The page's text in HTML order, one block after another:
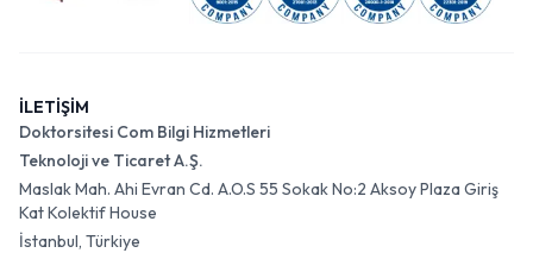
İLETİŞİM
Doktorsitesi Com Bilgi Hizmetleri
Teknoloji ve Ticaret A.Ş.
Maslak Mah. Ahi Evran Cd. A.O.S 55 Sokak No:2 Aksoy Plaza Giriş
Kat Kolektif House
İstanbul, Türkiye